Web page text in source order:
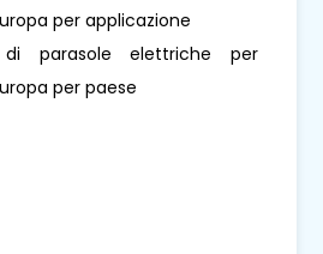
per applicazione
di parasole elettriche per
per paese